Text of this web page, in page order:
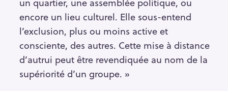
encore un lieu culturel. Elle sous-entend
l’exclusion, plus ou moins active et
consciente, des autres. Cette mise à distance
d’autrui peut être revendiquée au nom de la
supériorité d’un groupe. »